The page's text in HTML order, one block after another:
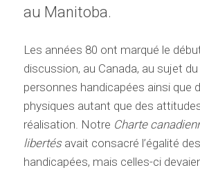
au Manitoba.
Les années 80 ont marqué le
discussion, au Canada, au sujet
personnes handicapées ainsi que
physiques autant que des
réalisation. Notre Charte
libertésavait consacré l’égalité
handicapées, mais celles-ci